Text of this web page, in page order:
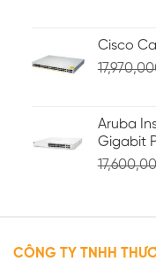
Cisco
Aruba
Gigabit
CÔNG TY TNHH